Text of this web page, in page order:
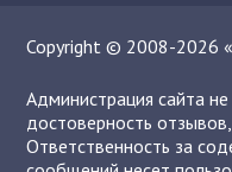
Copyright © 2008-2026
Администрация сайта
достоверность
Ответственность за